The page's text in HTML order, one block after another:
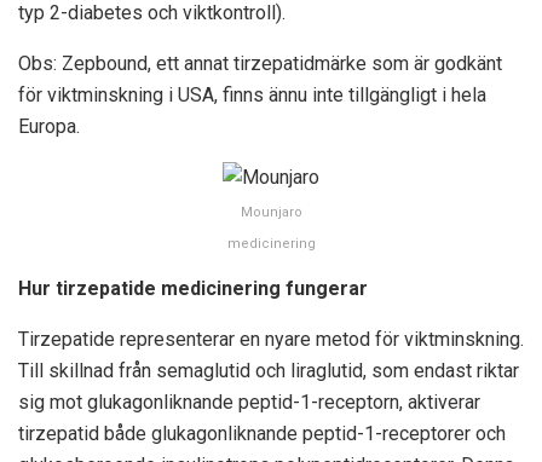
typ 2-diabetes och viktkontroll).
Obs: Zepbound, ett annat tirzepatidmärke som är godkänt
för viktminskning i USA, finns ännu inte tillgängligt i hela
Europa.
Mounjaro
medicinering
Hur tirzepatide medicinering fungerar
Tirzepatide representerar en nyare metod för viktminskning.
Till skillnad från semaglutid och liraglutid, som endast riktar
sig mot glukagonliknande peptid-1-receptorn, aktiverar
tirzepatid både glukagonliknande peptid-1-receptorer och